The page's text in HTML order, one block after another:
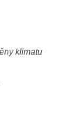
klimatu